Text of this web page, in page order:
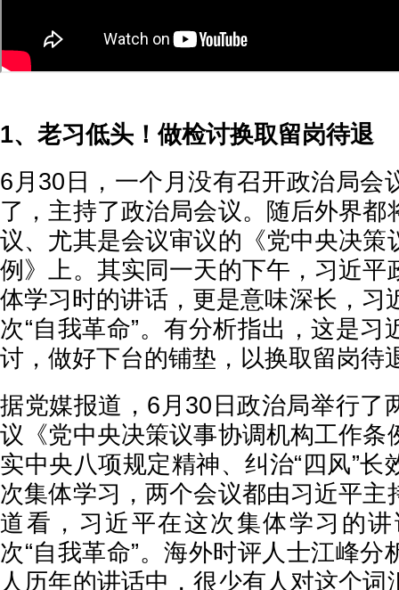
1、老习低头！做检讨换取留岗待退
6月30日，一个月没有召开政治局会
了，主持了政治局会议。随后外界都
议、尤其是会议审议的《党中央决策
例》上。其实同一天的下午，习近平
体学习时的讲话，更是意味深长，习
次“自我革命”。有分析指出，这是习
讨，做好下台的铺垫，以换取留岗待
据党媒报道，6月30日政治局举行了
议《党中央决策议事协调机构工作条
实中央八项规定精神、纠治“四风”长
次集体学习，两个会议都由习近平主
道看，习近平在这次集体学习的
次“自我革命”。海外时评人士江峰分
人历年的讲话中，很少有人对这个词